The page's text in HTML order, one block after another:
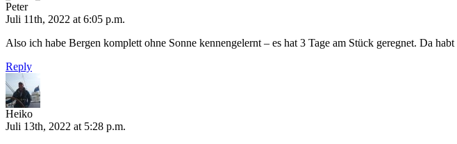
Peter
Juli 11th, 2022 at 6:05 p.m.
Also ich habe Bergen komplett ohne Sonne kennengelernt – es hat 3 Tage am Stück geregnet. Da
Reply
Heiko
Juli 13th, 2022 at 5:28 p.m.